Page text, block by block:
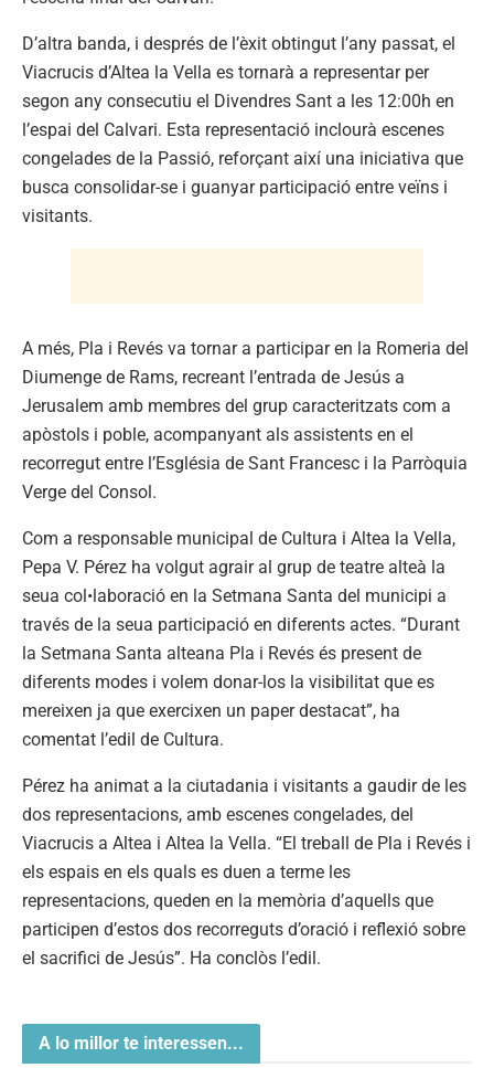
D’altra banda, i després de l’èxit obtingut l’any passat, el
Viacrucis d’Altea la Vella es tornarà a representar per
segon any consecutiu el Divendres Sant a les 12:00h en
l’espai del Calvari. Esta representació inclourà escenes
congelades de la Passió, reforçant així una iniciativa que
busca consolidar-se i guanyar participació entre veïns i
visitants.
A més, Pla i Revés va tornar a participar en la Romeria del
Diumenge de Rams, recreant l’entrada de Jesús a
Jerusalem amb membres del grup caracteritzats com a
apòstols i poble, acompanyant als assistents en el
recorregut entre l’Església de Sant Francesc i la Parròquia
Verge del Consol.
Com a responsable municipal de Cultura i Altea la Vella,
Pepa V. Pérez ha volgut agrair al grup de teatre alteà la
seua col•laboració en la Setmana Santa del municipi a
través de la seua participació en diferents actes. “Durant
la Setmana Santa alteana Pla i Revés és present de
diferents modes i volem donar-los la visibilitat que es
mereixen ja que exercixen un paper destacat”, ha
comentat l’edil de Cultura.
Pérez ha animat a la ciutadania i visitants a gaudir de les
dos representacions, amb escenes congelades, del
Viacrucis a Altea i Altea la Vella. “El treball de Pla i Revés i
els espais en els quals es duen a terme les
representacions, queden en la memòria d’aquells que
participen d’estos dos recorreguts d’oració i reflexió sobre
el sacrifici de Jesús”. Ha conclòs l’edil.
A lo millor te interessen...